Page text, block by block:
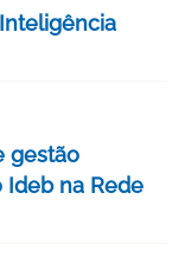
gestão
na Rede